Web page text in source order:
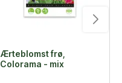
Ærteblomst frø,
Colorama - mix